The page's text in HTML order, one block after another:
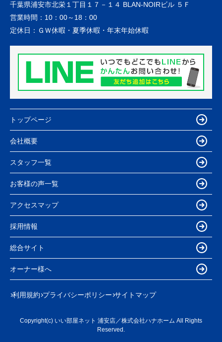
千葉県浦安市北栄１丁目１７－１４ BLAN-NOIRビル ５Ｆ
営業時間： 10：00～18：00
定休日： ＧＷ休暇・夏季休暇・年末年始休暇
トップページ
会社概要
スタッフ一覧
お客様の声一覧
アクセスマップ
採用情報
総合サイト
オーナー様へ
利用規約 プライバシーポリシー サイトマップ
Copyright(c) いい部屋ネット 浦安店／株式会社ハナホーム All Rights
Reserved.